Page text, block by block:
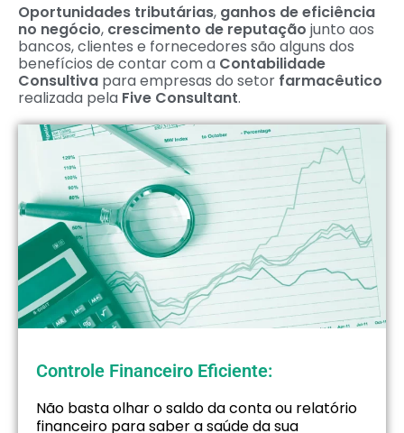
Oportunidades tributárias, ganhos de eficiência
no negócio, crescimento de reputação junto aos
bancos, clientes e fornecedores são alguns dos
benefícios de contar com a Contabilidade
Consultiva para empresas do setor farmacêutico
realizada pela Five Consultant.
Controle Financeiro Eficiente:
Não basta olhar o saldo da conta ou relatório
financeiro para saber a saúde da sua